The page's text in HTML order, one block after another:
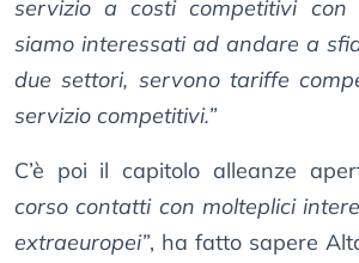
servizio a costi competitivi con
siamo interessati ad andare a
due settori, servono tariffe
servizio competitivi.”
C’è poi il capitolo alleanze
corso contatti con molteplici
extraeuropei”, ha fatto sapere